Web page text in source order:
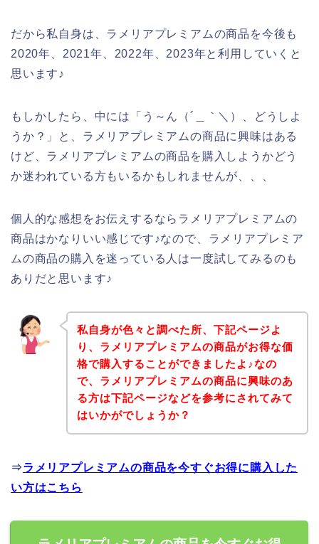
だから私自身は、ラメリアプレミアムの商品を今後も
2020年、2021年、2022年、2023年と利用していくと
思います♪
もしかしたら、中には「う～ん（´＿｀＼）、どうしよ
うか？」と、ラメリアプレミアムの商品に興味はある
けど、ラメリアプレミアムの商品を購入しようかどう
か迷われている方もいるかもしれませんが、、、
個人的な感想をお伝えするならラメリアプレミアムの
商品はかなりいい感じです♪なので、ラメリアプレミア
ムの商品の購入を迷っている人は一度試してみるのも
ありだと思います♪
私自身が色々と調べた所、下記ページよ
り、ラメリアプレミアムの商品がお得な価
格で購入することができましたよ♪なの
で、ラメリアプレミアムの商品に興味のあ
る方は下記ページなどを参考にされてみて
はいかがでしょうか？
⇒ラメリアプレミアムの商品を今すぐお得に購入した
い方はこちら